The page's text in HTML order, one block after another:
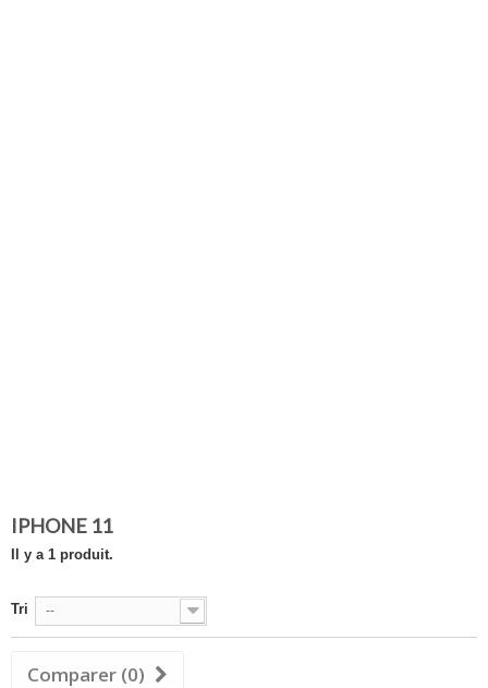
IPHONE 11
Il y a 1 produit.
Tri --
Comparer (0)